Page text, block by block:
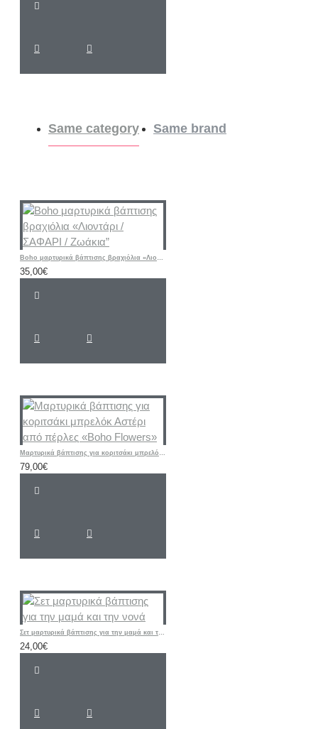
Same category Same brand
Boho μαρτυρικά βάπτισης βραχιόλια «Λιοντάρι / ΣΑΦΑΡΙ / Ζωάκια”
35,00€
Μαρτυρικά βάπτισης για κοριτσάκι μπρελόκ Αστέρι από πέρλες «Boho Flowers»
79,00€
Σετ μαρτυρικά βάπτισης για την μαμά και την νονά
24,00€